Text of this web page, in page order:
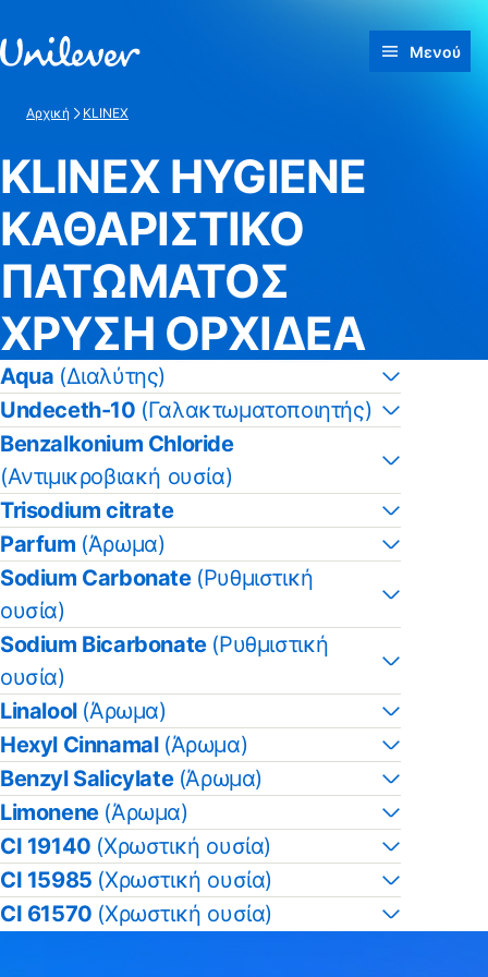
Μενού
Αρχική KLINEX
KLINEX HYGIENE
ΚΑΘΑΡΙΣΤΙΚΟ
ΠΑΤΩΜΑΤΟΣ
ΧΡΥΣΗ ΟΡΧΙΔΕΑ
Aqua (Διαλύτης)
Undeceth-10 (Γαλακτωματοποιητής)
Benzalkonium Chloride
(Αντιμικροβιακή ουσία)
Trisodium citrate
Parfum (Άρωμα)
Sodium Carbonate (Ρυθμιστική
ουσία)
Sodium Bicarbonate (Ρυθμιστική
ουσία)
Linalool (Άρωμα)
Hexyl Cinnamal (Άρωμα)
Benzyl Salicylate (Άρωμα)
Limonene (Άρωμα)
CI 19140 (Χρωστική ουσία)
CI 15985 (Χρωστική ουσία)
CI 61570 (Χρωστική ουσία)